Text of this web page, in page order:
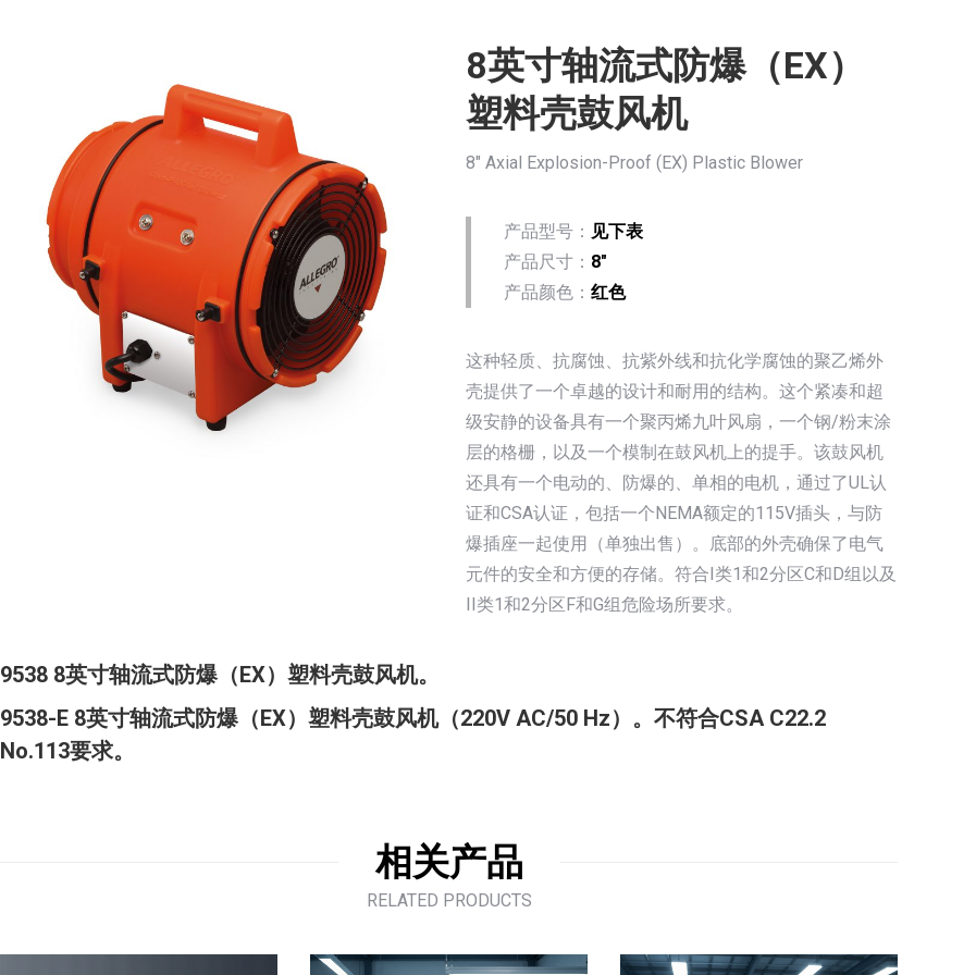
8英寸轴流式防爆（EX）
塑料壳鼓风机
8″ Axial Explosion-Proof (EX) Plastic Blower
产品型号： 见下表
产品尺寸： 8″
产品颜色： 红色
这种轻质、抗腐蚀、抗紫外线和抗化学腐蚀的聚乙烯外
壳提供了一个卓越的设计和耐用的结构。这个紧凑和超
级安静的设备具有一个聚丙烯九叶风扇，一个钢/粉末涂
层的格栅，以及一个模制在鼓风机上的提手。该鼓风机
还具有一个电动的、防爆的、单相的电机，通过了UL认
证和CSA认证，包括一个NEMA额定的115V插头，与防
爆插座一起使用（单独出售）。底部的外壳确保了电气
元件的安全和方便的存储。符合I类1和2分区C和D组以及
II类1和2分区F和G组危险场所要求。
9538 8英寸轴流式防爆（EX）塑料壳鼓风机。
9538-E 8英寸轴流式防爆（EX）塑料壳鼓风机（220V AC/50 Hz）。不符合CSA C22.2
No.113要求。
相关产品
RELATED PRODUCTS